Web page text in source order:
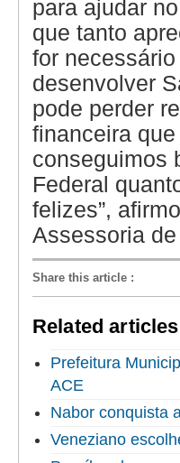
para ajudar
que tanto
for
desenvolver
pode perder
financeira
conseguimos
Federal
felizes”,
Assessoria
Share this article :
Related articles
Prefeitura
ACE
Nabor conquista
Veneziano